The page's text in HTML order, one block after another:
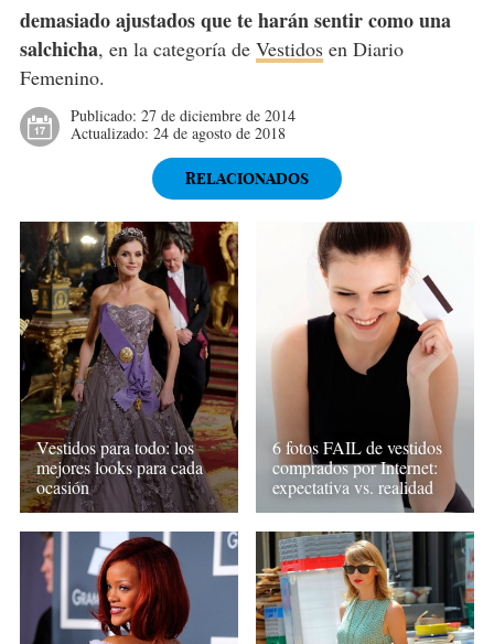
demasiado ajustados que te harán sentir como una
salchicha, en la categoría de Vestidosen Diario
Femenino.
Publicado: 27 de diciembre de 2014
Actualizado: 24 de agosto de 2018
RELACIONADOS
Vestidos para todo: los
mejores looks para cada
ocasión
6 fotos FAIL de vestidos
comprados por Internet:
expectativa vs. realidad